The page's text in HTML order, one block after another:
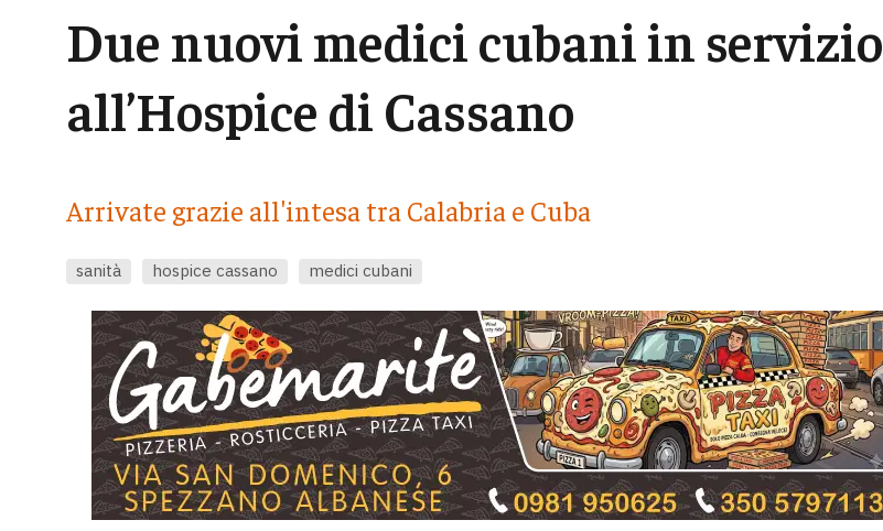
Due nuovi medici cubani in servizio
all’Hospice di Cassano
Arrivate grazie all'intesa tra Calabria e Cuba
sanità hospice cassano medici cubani